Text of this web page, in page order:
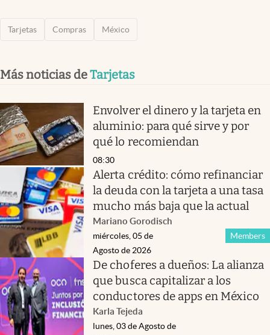
Tarjetas Compras México
Más noticias deTarjetas
Envolver el dinero y la tarjeta en
aluminio: para qué sirve y por
qué lo recomiendan
08:30
Alerta crédito: cómo refinanciar
la deuda con la tarjeta a una tasa
mucho más baja que la actual
Mariano Gorodisch
Members
miércoles, 05 de
Agosto de 2026
De choferes a dueños: La alianza
que busca capitalizar a los
conductores de apps en México
Karla Tejeda
lunes, 03 de Agosto de